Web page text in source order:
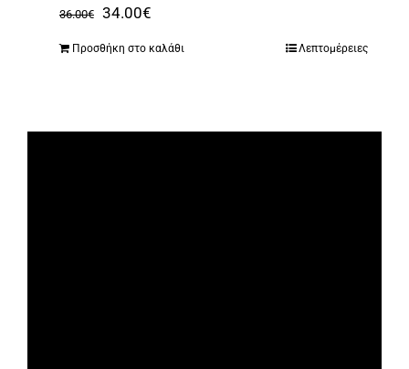
36.00€ Original
price
34.00€
τρέχουσα
Προσθήκη στο καλάθι Λεπτομέρειες